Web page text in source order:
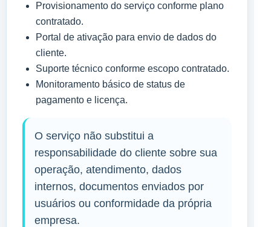
Provisionamento do serviço conforme plano
contratado.
Portal de ativação para envio de dados do
cliente.
Suporte técnico conforme escopo contratado.
Monitoramento básico de status de
pagamento e licença.
O serviço não substitui a
responsabilidade do cliente sobre sua
operação, atendimento, dados
internos, documentos enviados por
usuários ou conformidade da própria
empresa.